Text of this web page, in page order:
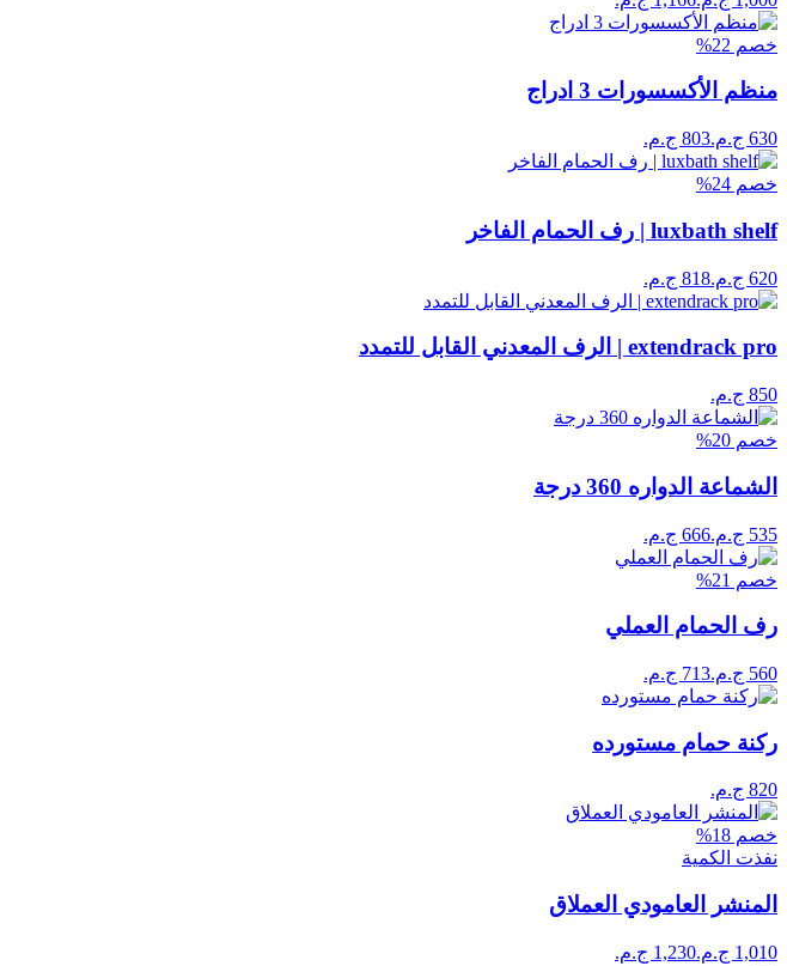
خصم 22
%
منظم الأكسسورات 3 ادراج
خصم 24
%
luxbath shelf | رف الحمام الفاخر
extendrack pro | الرف المعدني القابل للتمدد
خصم 20
%
الشماعة الدواره 360 درجة
خصم 21
%
رف الحمام العملي
ركنة حمام مستورده
خصم 18
%
نفذت الكمية
المنشر العامودي العملاق